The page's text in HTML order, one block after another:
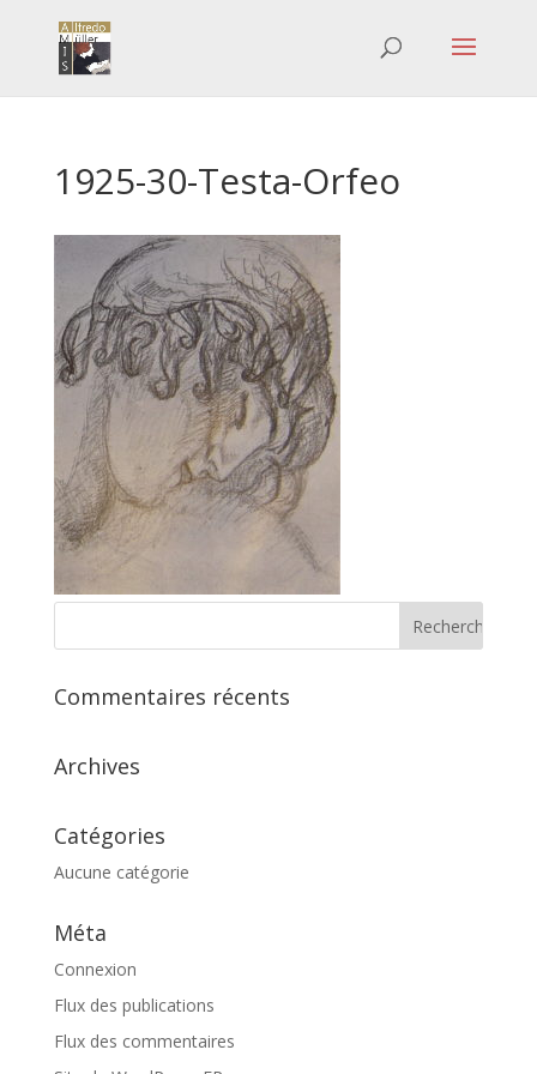
1925-30-Testa-Orfeo
Commentaires récents
Archives
Catégories
Aucune catégorie
Méta
Connexion
Flux des publications
Flux des commentaires